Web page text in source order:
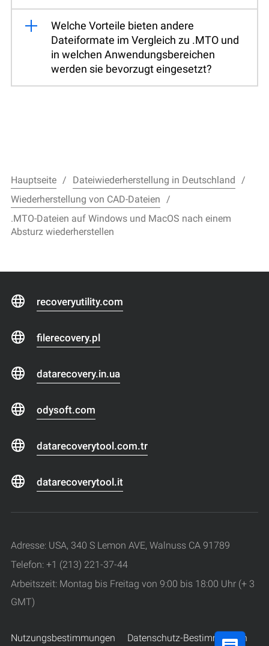
Welche Vorteile bieten andere
Dateiformate im Vergleich zu .MTO und
in welchen Anwendungsbereichen
werden sie bevorzugt eingesetzt?
Hauptseite
Dateiwiederherstellung in Deutschland
Wiederherstellung von CAD-Dateien
.MTO-Dateien auf Windows und MacOS nach einem
Absturz wiederherstellen
recoveryutility.com
filerecovery.pl
datarecovery.in.ua
odysoft.com
datarecoverytool.com.tr
datarecoverytool.it
Adresse: USA, 340 S Lemon AVE, Walnuss CA 91789
Telefon: +1 (213) 221-37-44
Arbeitszeit: Montag bis Freitag von 9:00 bis 18:00 Uhr (+ 3
GMT)
Nutzungsbestimmungen Datenschutz-Bestimmungen